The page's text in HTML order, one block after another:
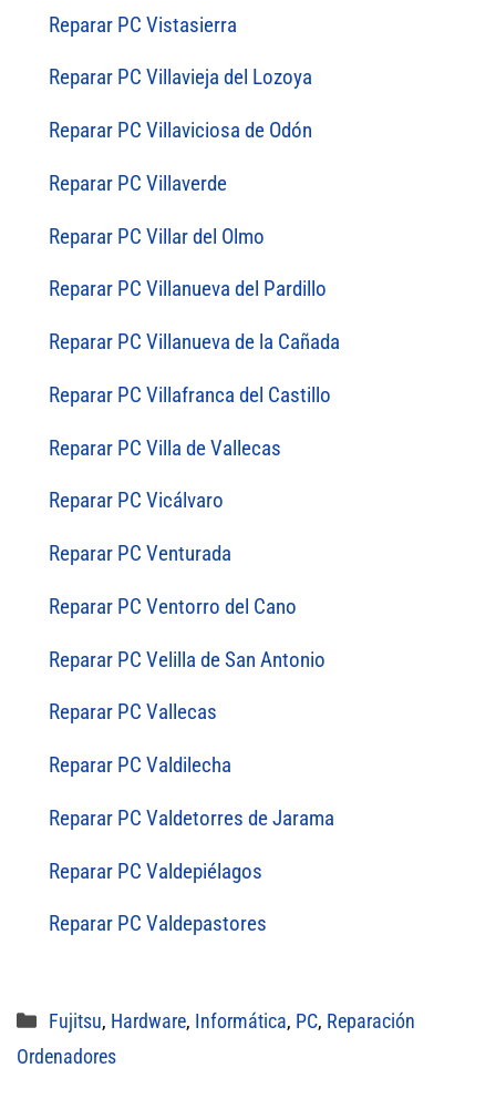
Reparar PC Vistasierra
Reparar PC Villavieja del Lozoya
Reparar PC Villaviciosa de Odón
Reparar PC Villaverde
Reparar PC Villar del Olmo
Reparar PC Villanueva del Pardillo
Reparar PC Villanueva de la Cañada
Reparar PC Villafranca del Castillo
Reparar PC Villa de Vallecas
Reparar PC Vicálvaro
Reparar PC Venturada
Reparar PC Ventorro del Cano
Reparar PC Velilla de San Antonio
Reparar PC Vallecas
Reparar PC Valdilecha
Reparar PC Valdetorres de Jarama
Reparar PC Valdepiélagos
Reparar PC Valdepastores
Categorías
Fujitsu, Hardware, Informática, PC, Reparación
Ordenadores